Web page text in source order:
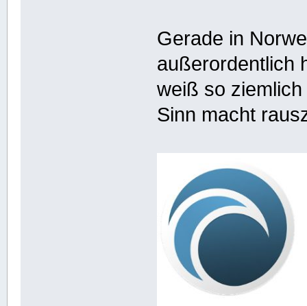
Gerade in
außerordentlich
weiß so
Sinn macht